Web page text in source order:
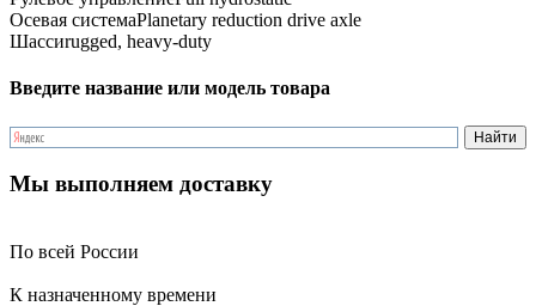
Осевая системаPlanetary reduction drive axle
Шассиrugged, heavy-duty
Введите название или модель товара
Мы выполняем доставку
По всей России
К назначенному времени